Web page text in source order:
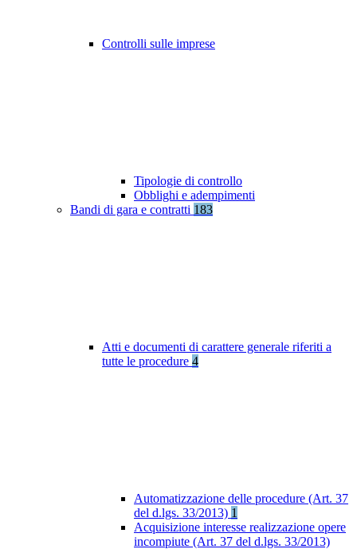
Controlli sulle imprese
Tipologie di controllo
Obblighi e adempimenti
Bandi di gara e contratti 183
Atti e documenti di carattere generale riferiti a
tutte le procedure 4
Automatizzazione delle procedure (Art. 37
del d.lgs. 33/2013) 1
Acquisizione interesse realizzazione opere
incompiute (Art. 37 del d.lgs. 33/2013)